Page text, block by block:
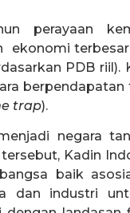
perayaan
terbesar
PDB riil).
trap).
negara
Kadin
baik
dan industri